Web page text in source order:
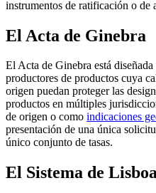
instrumentos de ratificación o de
El Acta de Ginebra
El Acta de Ginebra está
productores de productos cuya
origen puedan proteger las
productos en múltiples
de origen o como indicaciones
presentación de una única
único conjunto de tasas.
El Sistema de